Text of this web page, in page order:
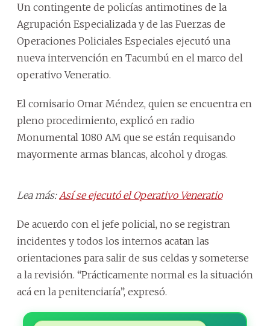
Un contingente de policías antimotines de la
Agrupación Especializada y de las Fuerzas de
Operaciones Policiales Especiales ejecutó una
nueva intervención en Tacumbú en el marco del
operativo Veneratio.
El comisario Omar Méndez, quien se encuentra en
pleno procedimiento, explicó en radio
Monumental 1080 AM que se están requisando
mayormente armas blancas, alcohol y drogas.
Lea más: Así se ejecutó el Operativo Veneratio
De acuerdo con el jefe policial, no se registran
incidentes y todos los internos acatan las
orientaciones para salir de sus celdas y someterse
a la revisión. “Prácticamente normal es la situación
acá en la penitenciaría”, expresó.